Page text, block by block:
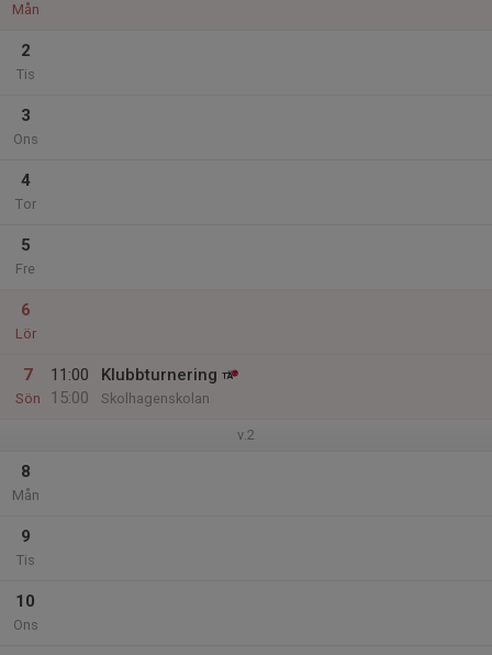
Mån
2
Tis
3
Ons
4
Tor
5
Fre
6
Lör
7
Sön
11:00
15:00
Klubbturnering
Skolhagenskolan
v.2
8
Mån
9
Tis
10
Ons